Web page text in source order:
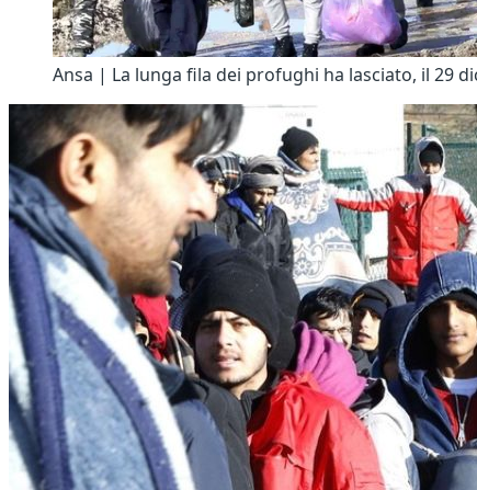
Ansa | La lunga fila dei profughi ha lasciato, il 29